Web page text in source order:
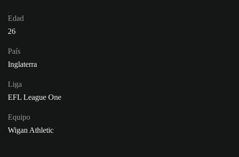
Edad
26
País
Inglaterra
Liga
EFL League One
Equipo
Wigan Athletic